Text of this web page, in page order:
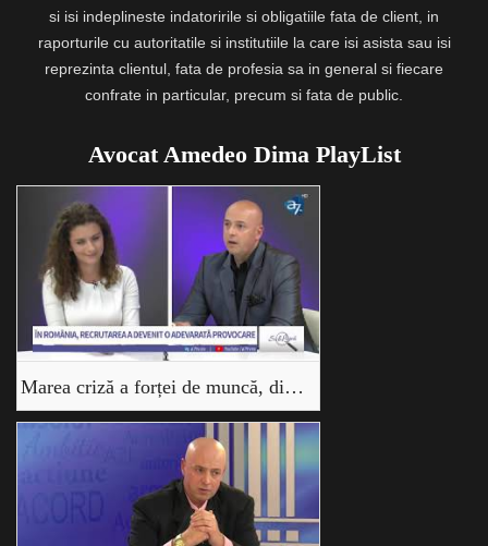
si isi indeplineste indatoririle si obligatiile fata de client, in
raporturile cu autoritatile si institutiile la care isi asista sau isi
reprezinta clientul, fata de profesia sa in general si fiecare
confrate in particular, precum si fata de public.
Avocat Amedeo Dima PlayList
Marea criză a forței de muncă, din România. Cu Avocat Amedeo Dima